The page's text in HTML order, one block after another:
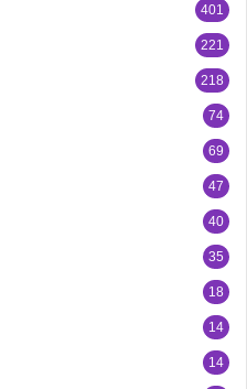
401
221
218
74
69
47
40
35
18
14
14